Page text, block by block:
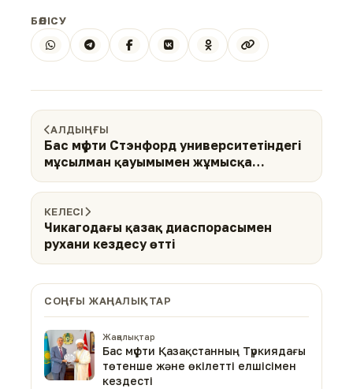
БӨЛІСУ
АЛДЫҢҒЫ
Бас мүфти Стэнфорд университетіндегі
мұсылман қауымымен жұмысқа
жауапты өкілмен кездесті
КЕЛЕСІ
Чикагодағы қазақ диаспорасымен
рухани кездесу өтті
СОҢҒЫ ЖАҢАЛЫҚТАР
Жаңалықтар
Бас мүфти Қазақстанның Түркиядағы
төтенше және өкілетті елшісімен
кездесті